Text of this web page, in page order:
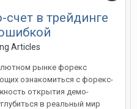
в трейдинге
Articles
рынке форекс
ознакомиться с форекс-
открытия демо-
в реальный мир